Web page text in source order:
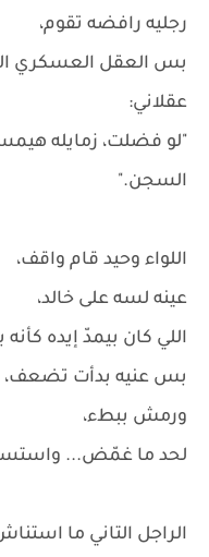
رجليه رافضه تقوم،
بس العقل العسكري
عقلاني:
"لو فضلت، زمايله
السجن."
اللواء وحيد قام واقف،
عينه لسه على خالد،
اللي كان بيمدّ إيده
بس عنيه بدأت تضعف،
ورمش ببطء،
لحد ما غمّض...
الراجل التاني ما